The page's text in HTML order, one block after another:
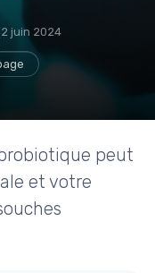
2 juin 2024
peut
et votre